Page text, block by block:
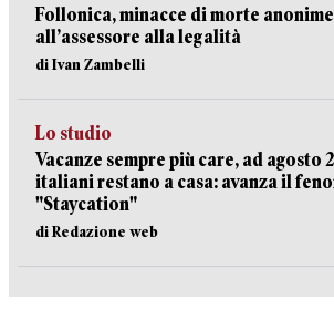
Follonica, minacce di morte
all’assessore alla legalità
di Ivan Zambelli
Lo studio
Vacanze sempre più care, ad agosto
italiani restano a casa: avanza il
"Staycation"
di Redazione web